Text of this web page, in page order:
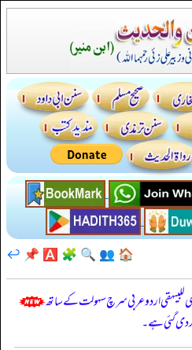
🏠
👥
🔍
🧩
🅰️
📌
↩️
للبيهقي اردو عربی سرچ سہولت کے ساتھ
دی گئی ہے۔